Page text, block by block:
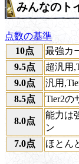
みんなのト
点数の基準
10点
最強カ
9.5点
超汎用
9.0点
汎用
8.5点
Tier2の
8.0点
能力は
ン
7.0点
ほとん